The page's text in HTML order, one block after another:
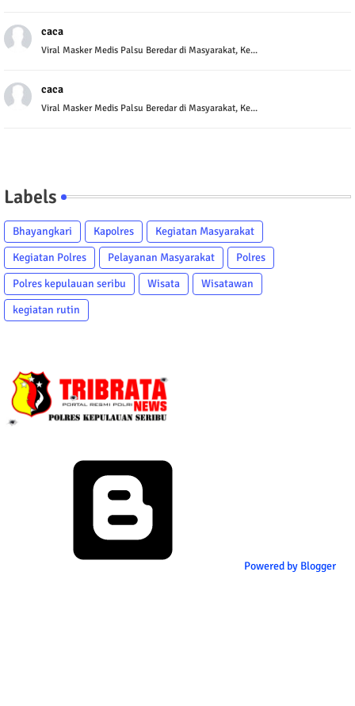
caca
Viral Masker Medis Palsu Beredar di Masyarakat, Ke...
caca
Viral Masker Medis Palsu Beredar di Masyarakat, Ke...
Labels
Bhayangkari Kapolres
Kegiatan Masyarakat
Kegiatan Polres
Pelayanan Masyarakat
Polres
Polres kepulauan seribu
Wisata
Wisatawan
kegiatan rutin
Powered by Blogger